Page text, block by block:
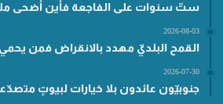
ستّ سنوات على الفاجعة فأين أضحى ملف
2026-08-03
القمح البلديّ مهدد بالانقراض فمن يحمي
2026-07-30
جنوبيّون عائدون بلا خيارات لبيوتٍ